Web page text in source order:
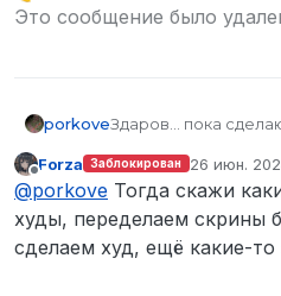
фонк трека и
вписывается в
подобных пакету и
выглядит глупо.
Не в сети
Это сообщение было
porkoveЗдаров… пока
из реальной жизни
фонк трека и
вписывается в
картинки из
также. Плюс
сделайте одного
Не в сети
Forza Заблокирован 26 июн.
@porkove Тогда скажи
худы, переделаем скрины
сделаем худ, ещё какие-то